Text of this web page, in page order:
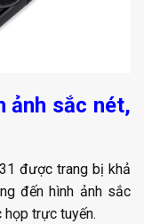
ảnh sắc nét,
được trang bị khả
đến hình ảnh sắc
trực tuyến.